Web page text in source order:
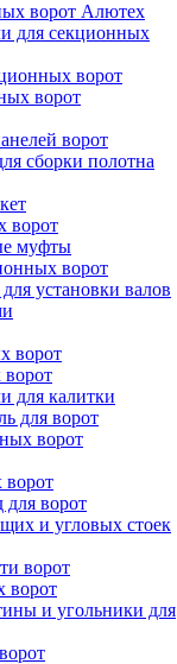
ворот Алютех
для секционных
ворот
ворот
ворот
сборки полотна
ворот
муфты
ворот
установки валов
ворот
для калитки
для ворот
ворот
ворот
ворот
и угловых стоек
ворот
ворот
и угольники для